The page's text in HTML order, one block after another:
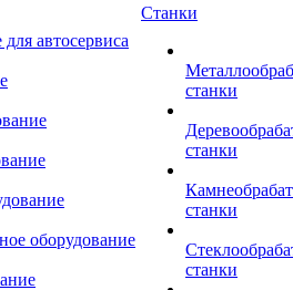
автосервиса
оборудование
Станки
станки
станки
станки
станки